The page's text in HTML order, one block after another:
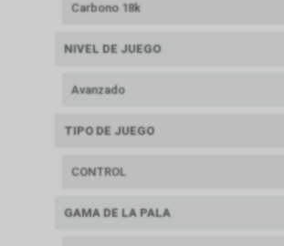
Carbono 18k
NIVEL DE JUEGO
Avanzado
TIPO DE JUEGO
CONTROL
GAMA DE LA PALA